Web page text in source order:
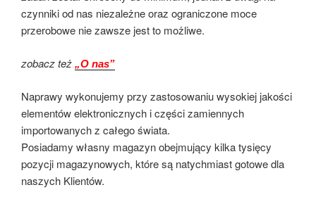
czynniki od nas niezależne oraz ograniczone moce
przerobowe nie zawsze jest to możliwe.
zobacz też „O nas”
Naprawy wykonujemy przy zastosowaniu wysokiej jakości
elementów elektronicznych i części zamiennych
importowanych z całego świata.
Posiadamy własny magazyn obejmujący kilka tysięcy
pozycji magazynowych, które są natychmiast gotowe dla
naszych Klientów.